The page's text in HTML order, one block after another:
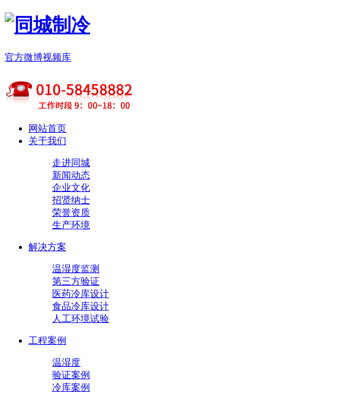
官方微博视频库
网站首页
关于我们
走进同城
新闻动态
企业文化
招贤纳士
荣誉资质
生产环境
解决方案
温湿度监测
第三方验证
医药冷库设计
食品冷库设计
人工环境试验
工程案例
温湿度
验证案例
冷库案例